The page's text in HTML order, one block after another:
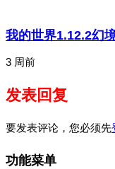
我的世界1.12.2幻
3 周前
发表回复
要发表评论，您必须先
功能菜单